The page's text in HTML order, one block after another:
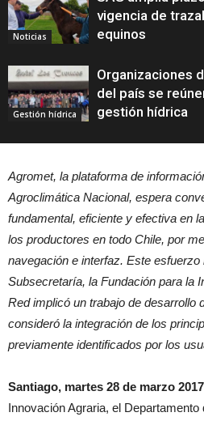
Noticias
vigencia de
equinos
Gestión hídrica
Organizaciones
del país se
gestión hídrica
Agromet, la plataforma de
Agroclimática Nacional, espera
fundamental, eficiente y efectiva en
los productores en todo Chile, por
navegación e interfaz. Este
Subsecretaría, la Fundación para la
Red implicó un trabajo de desarrollo
consideró la integración de los
previamente identificados por los
Santiago, martes 28 de marzo
Innovación Agraria, el